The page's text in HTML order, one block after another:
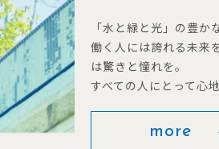
「水と緑と光」の豊か
働く人には誇れる未来
は驚きと憧れを。
すべての人にとって心
more